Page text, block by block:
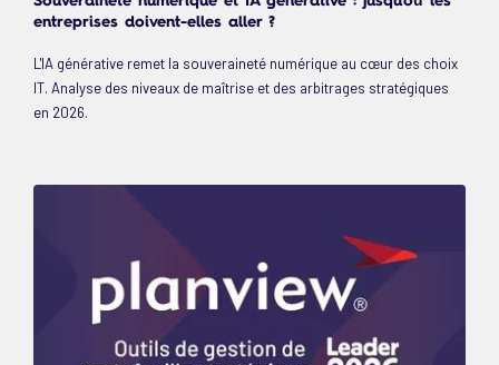
entreprises doivent-elles aller ?
L'IA générative remet la souveraineté numérique au cœur des choix
IT. Analyse des niveaux de maîtrise et des arbitrages stratégiques
en 2026.